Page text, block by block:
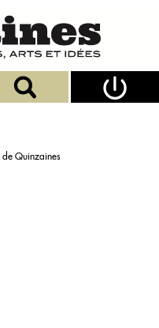
de Quinzaines